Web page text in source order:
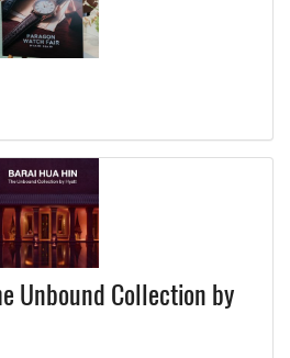
Unbound Collection by